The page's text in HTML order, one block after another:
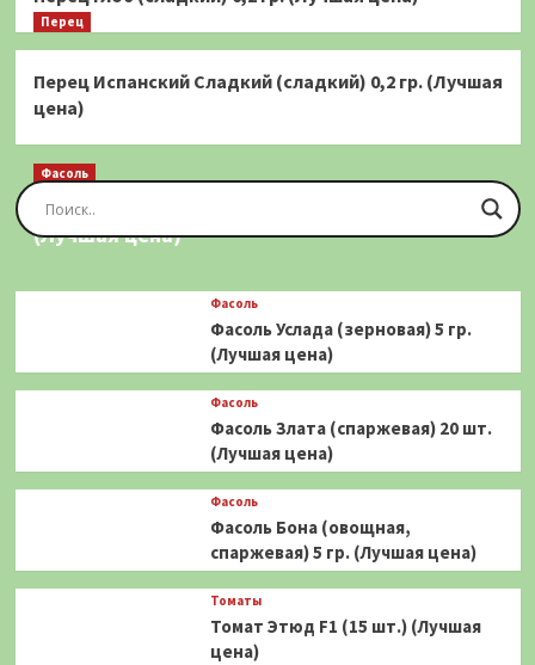
Перец
Перец Испанский Сладкий (сладкий) 0,2 гр. (Лучшая
цена)
Фасоль
Фасоль Золотая Сакса (спаржевая) 20 шт.
(Лучшая цена)
Фасоль
Фасоль Услада (зерновая) 5 гр.
(Лучшая цена)
Фасоль
Фасоль Злата (спаржевая) 20 шт.
(Лучшая цена)
Фасоль
Фасоль Бона (овощная,
спаржевая) 5 гр. (Лучшая цена)
Томаты
Томат Этюд F1 (15 шт.) (Лучшая
цена)